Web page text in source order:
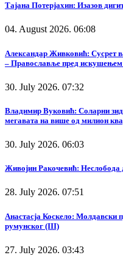
Тајана Потерјахин: Изазов
04. August 2026. 06:08
Александар Живковић: Сусрет
– Православље пред искушењем
30. July 2026. 07:32
Владимир Вуковић: Соларни
мегавата на више од милион
30. July 2026. 06:03
Живојин Ракочевић: Неслобода
28. July 2026. 07:51
Анастасја Коскело: Молдавски
румунског (III)
27. July 2026. 03:43